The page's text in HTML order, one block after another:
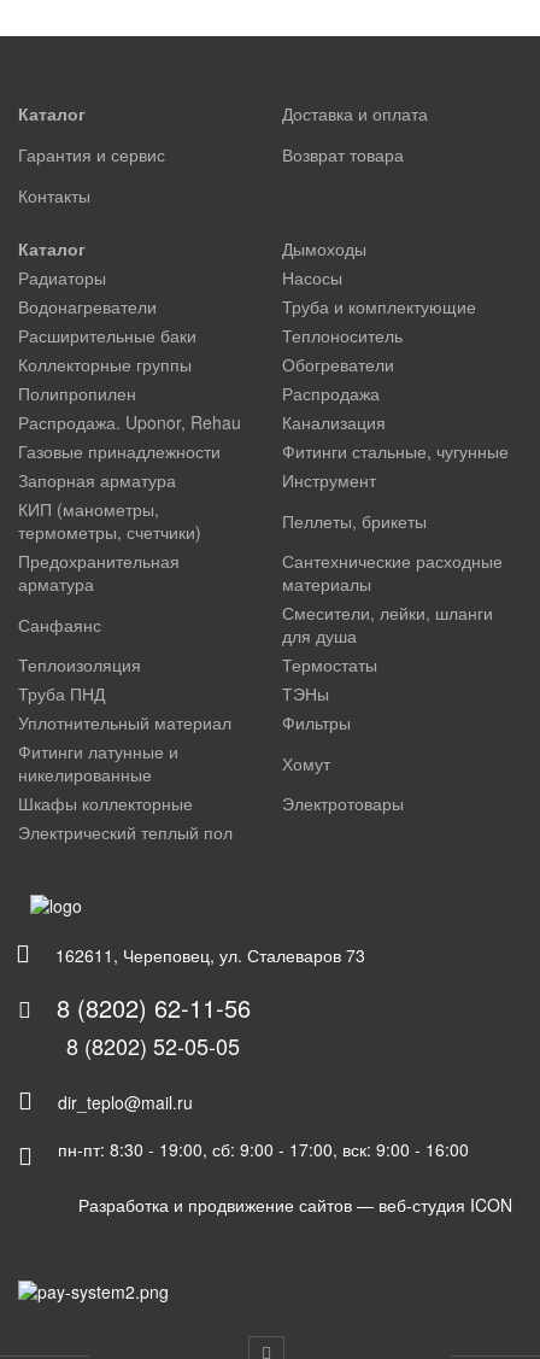
Каталог
Доставка и оплата
Гарантия и сервис
Возврат товара
Контакты
Каталог
Дымоходы
Радиаторы
Насосы
Водонагреватели
Труба и комплектующие
Расширительные баки
Теплоноситель
Коллекторные группы
Обогреватели
Полипропилен
Распродажа
Распродажа. Uponor, Rehau
Канализация
Газовые принадлежности
Фитинги стальные, чугунные
Запорная арматура
Инструмент
КИП (манометры,
термометры, счетчики)
Пеллеты, брикеты
Предохранительная
арматура
Сантехнические расходные
материалы
Санфаянс
Смесители, лейки, шланги
для душа
Теплоизоляция
Термостаты
Труба ПНД
ТЭНы
Уплотнительный материал
Фильтры
Фитинги латунные и
никелированные
Хомут
Шкафы коллекторные
Электротовары
Электрический теплый пол
162611, Череповец, ул. Сталеваров 73
8 (8202) 62-11-56
8 (8202) 52-05-05
dir_teplo@mail.ru
пн-пт: 8:30 - 19:00, сб: 9:00 - 17:00, вск: 9:00 - 16:00
Разработка и продвижение сайтов — веб-студия ICON